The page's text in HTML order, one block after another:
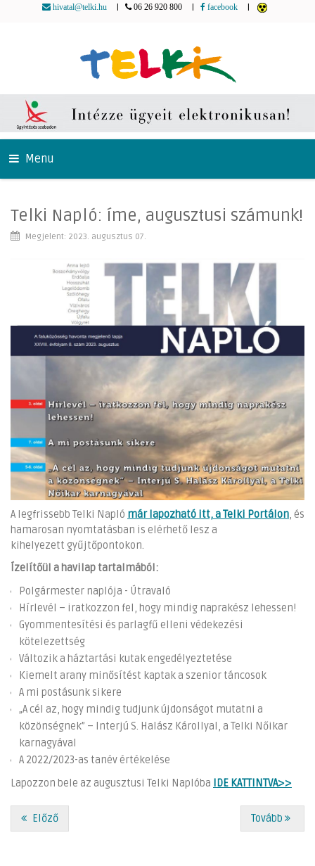
hivatal@telki.hu 06 26 920 800 facebook
Menu
Telki Napló: íme, augusztusi számunk!
Megjelent: 2023. augusztus 07.
A legfrissebb Telki Napló már lapozható itt, a Telki Portálon, és
hamarosan nyomtatásban is elérhető lesz a
kihelyezett gyűjtőpontokon.
Ízelítőül a havilap tartalmából:
Polgármester naplója - Útravaló
Hírlevél – iratkozzon fel, hogy mindig naprakész lehessen!
Gyommentesítési és parlagfű elleni védekezési
kötelezettség
Változik a háztartási kutak engedélyeztetése
Kiemelt arany minősítést kaptak a szenior táncosok
A mi postásunk sikere
„A cél az, hogy mindig tudjunk újdonságot mutatni a
közönségnek” – Interjú S. Halász Károllyal, a Telki Nőikar
karnagyával
A 2022/2023-as tanév értékelése
Lapozzon bele az augusztusi Telki Naplóba
IDE KATTINTVA>>
Előző Tovább